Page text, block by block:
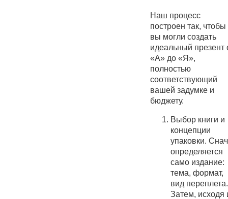
Наш процесс
построен так, чтобы
вы могли создать
идеальный презент
«А» до «Я»,
полностью
соответствующий
вашей задумке и
бюджету.
Выбор книги и
концепции
упаковки.
определяется
само издание:
тема, формат,
вид переплета.
Затем, исходя